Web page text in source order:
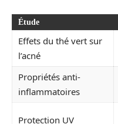
Étude
Effets du thé vert sur
l’acné
Propriétés anti-
inflammatoires
Protection UV